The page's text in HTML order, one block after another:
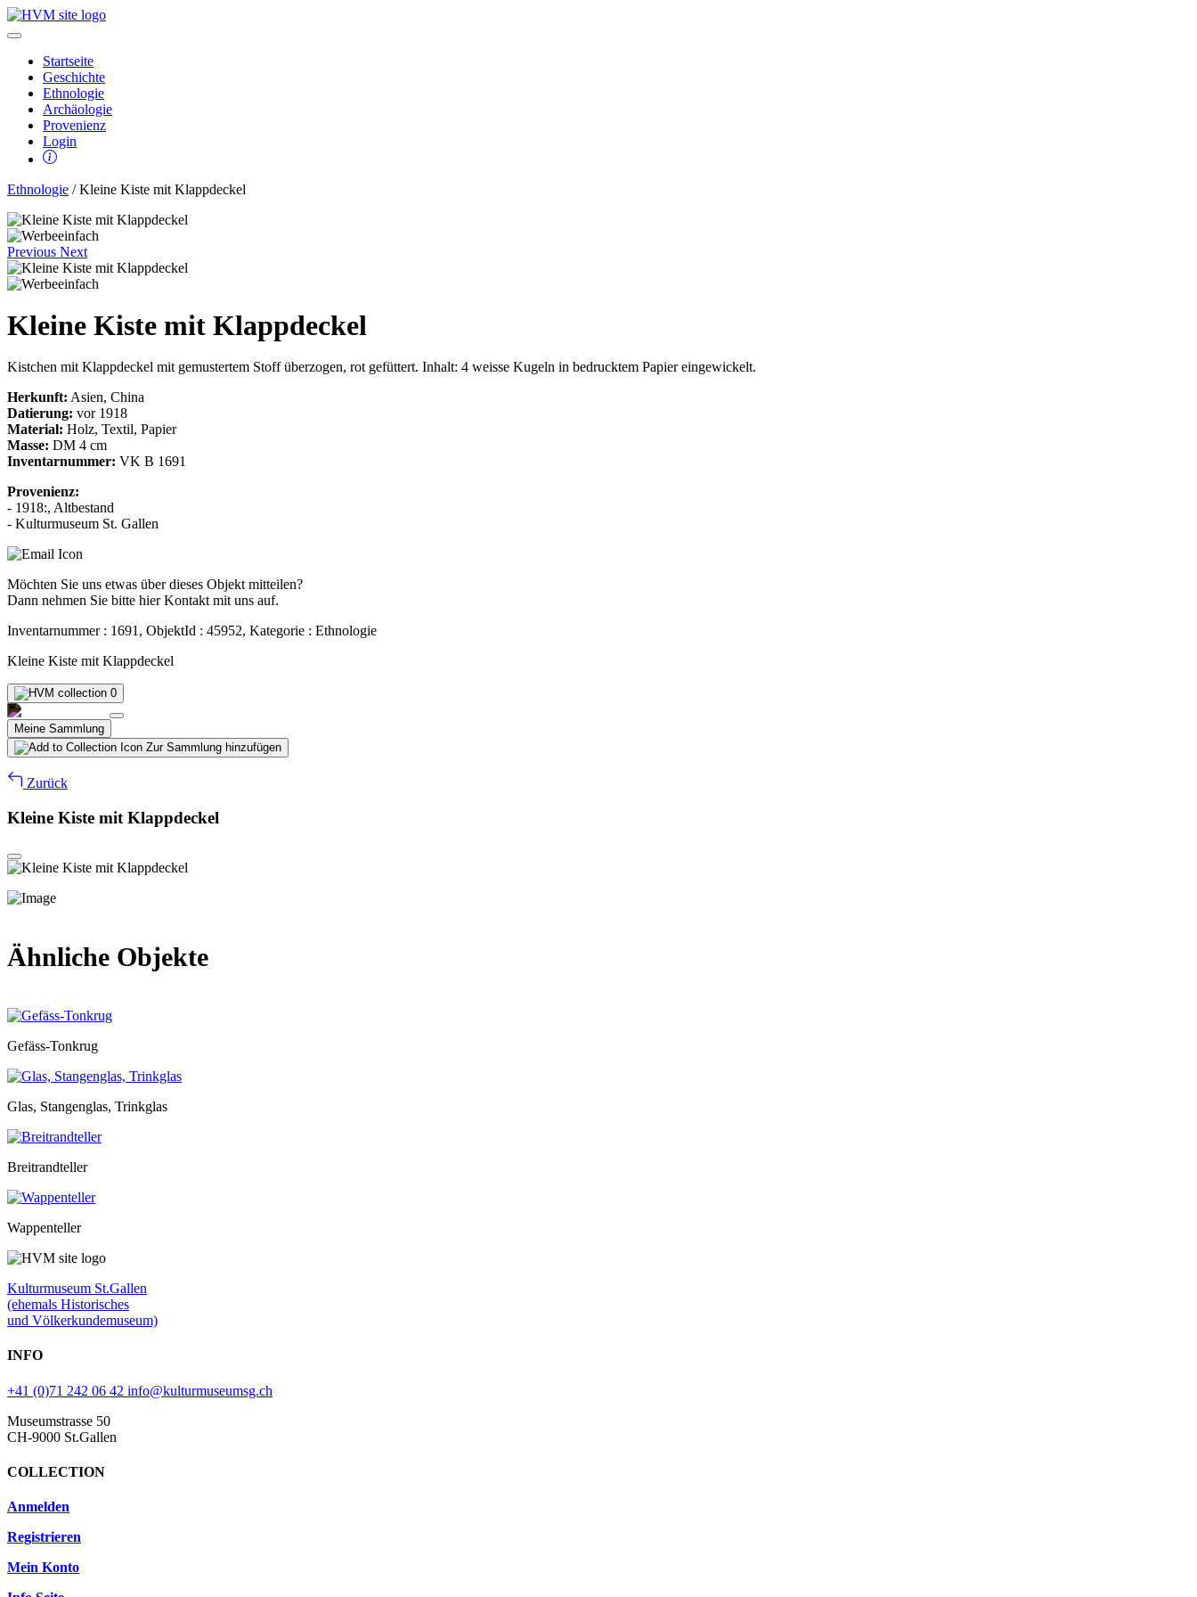
Startseite
Geschichte
Ethnologie
Archäologie
Provenienz
Login
Ethnologie / Kleine Kiste mit Klappdeckel
Previous Next
Kleine Kiste mit Klappdeckel
Kistchen mit Klappdeckel mit gemustertem Stoff überzogen, rot gefüttert. Inhalt: 4 weisse Kugeln in bedrucktem Papier eingewickelt.
Herkunft: Asien, China
Datierung: vor 1918
Material: Holz, Textil, Papier
Masse: DM 4 cm
Inventarnummer: VK B 1691
Provenienz:
- 1918:, Altbestand
- Kulturmuseum St. Gallen
Möchten Sie uns etwas über dieses Objekt mitteilen?
Dann nehmen Sie bitte hier Kontakt mit uns auf.
Inventarnummer : 1691, ObjektId : 45952, Kategorie : Ethnologie
Kleine Kiste mit Klappdeckel
0
Meine Sammlung
Zur Sammlung hinzufügen
Zurück
Kleine Kiste mit Klappdeckel
Ähnliche Objekte
Gefäss-Tonkrug
Glas, Stangenglas, Trinkglas
Breitrandteller
Wappenteller
Kulturmuseum St.Gallen
(ehemals Historisches
und Völkerkundemuseum)
INFO
+41 (0)71 242 06 42 info@kulturmuseumsg.ch
Museumstrasse 50
CH-9000 St.Gallen
COLLECTION
Anmelden
Registrieren
Mein Konto